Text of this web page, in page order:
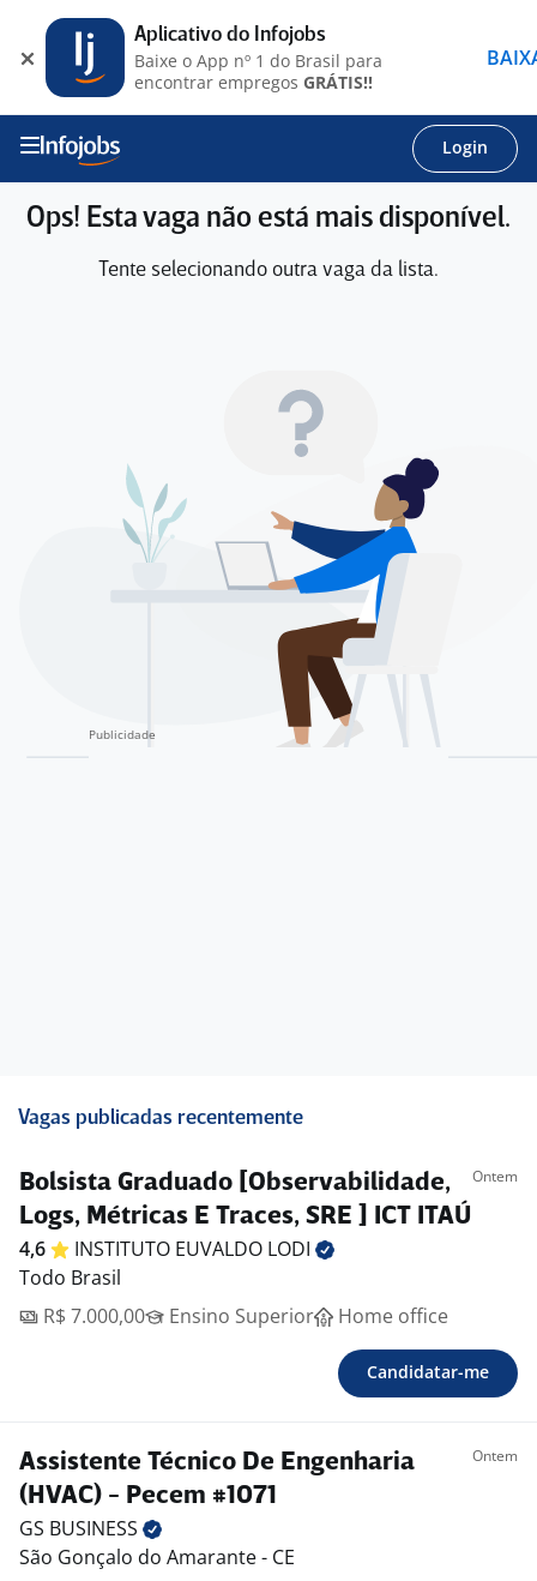
Login
Ops! Esta vaga não está mais disponível.
Tente selecionando outra vaga da lista.
Vagas publicadas recentemente
Bolsista Graduado [Observabilidade,
Logs, Métricas E Traces, SRE ] ICT ITAÚ
Ontem
4,6 INSTITUTO EUVALDO LODI
Todo Brasil
R$ 7.000,00
Ensino Superior Home office
Candidatar-me
Assistente Técnico De Engenharia
(HVAC) - Pecem #1071
Ontem
GS BUSINESS
São Gonçalo do Amarante - CE
Aplicativo do Infojobs
Baixe o App nº 1 do Brasil para
encontrar empregos GRÁTIS!!